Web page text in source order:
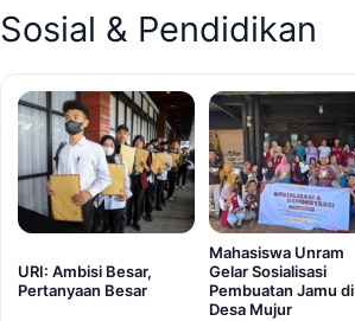
Sosial & Pendidikan
URI: Ambisi Besar,
Pertanyaan Besar
Mahasiswa Unram
Gelar Sosialisasi
Pembuatan Jamu di
Desa Mujur